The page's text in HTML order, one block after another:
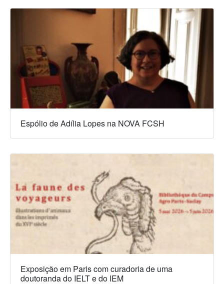
Espólio de Adília Lopes na NOVA FCSH
Exposição em Paris com curadoria de uma
doutoranda do IELT e do IEM